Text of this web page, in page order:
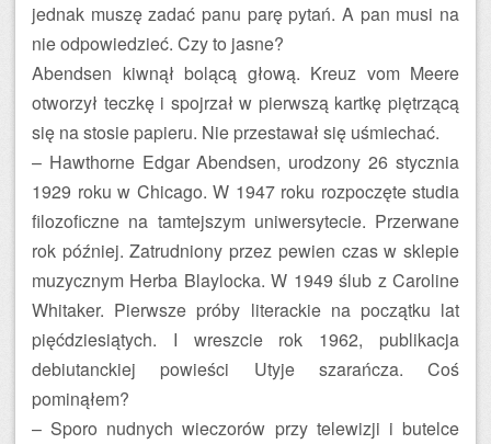
jednak muszę zadać panu parę pytań. A pan musi na
nie odpowiedzieć. Czy to jasne?
Abendsen kiwnął bolącą głową. Kreuz vom Meere
otworzył teczkę i spojrzał w pierwszą kartkę piętrzącą
się na stosie papieru. Nie przestawał się uśmiechać.
– Hawthorne Edgar Abendsen, urodzony 26 stycznia
1929 roku w Chicago. W 1947 roku rozpoczęte studia
filozoficzne na tamtejszym uniwersytecie. Przerwane
rok później. Zatrudniony przez pewien czas w sklepie
muzycznym Herba Blaylocka. W 1949 ślub z Caroline
Whitaker. Pierwsze próby literackie na początku lat
pięćdziesiątych. I wreszcie rok 1962, publikacja
debiutanckiej powieści Utyje szarańcza. Coś
pominąłem?
– Sporo nudnych wieczorów przy telewizji i butelce